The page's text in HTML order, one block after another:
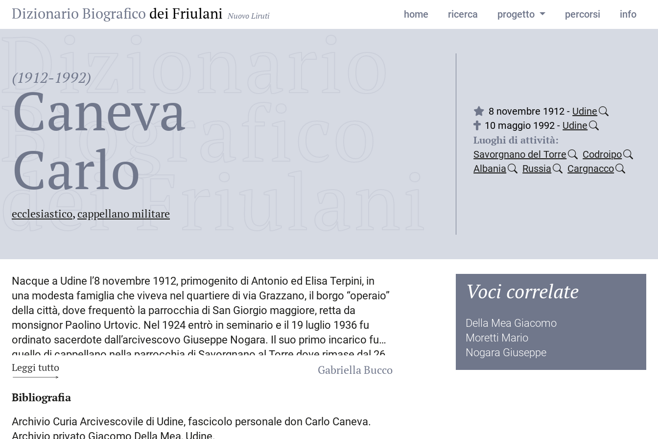
Dizionario Biografico dei Friulani Nuovo Liruti home ricerca progetto percorsi info
(1912-1992)
Caneva
Carlo
ecclesiastico, cappellano militare
Dizionario
Biografico
dei Friulani
8 novembre 1912 - Udine
10 maggio 1992 - Udine
Luoghi di attività:
Savorgnano del Torre
Codroipo
Albania
Russia Cargnacco
Nacque a Udine l’8 novembre 1912, primogenito di Antonio ed Elisa Terpini, in
una modesta famiglia che viveva nel quartiere di via Grazzano, il borgo “operaio”
della città, dove frequentò la parrocchia di San Giorgio maggiore, retta da
monsignor Paolino Urtovic. Nel 1924 entrò in seminario e il 19 luglio 1936 fu
ordinato sacerdote dall’arcivescovo Giuseppe Nogara. Il suo primo incarico fu
quello di cappellano nella parrocchia di Savorgnano al Torre dove rimase dal 26
agosto 1936 al 7 agosto 1940, quando fu destinato come cooperatore alla
1941 divenne cappellano militare nella Divisione alpina Tridentina anche per il
modesti emolumenti previsti dall’esercito. Fu inviato inAlbania e poi partecipò
Leggi tutto
Gabriella Bucco
Bibliografia
Archivio Curia Arcivescovile di Udine, fascicolo personale don Carlo Caneva.
Archivio privato Giacomo Della Mea, Udine.
Voci correlate
Della Mea Giacomo
Moretti Mario
Nogara Giuseppe